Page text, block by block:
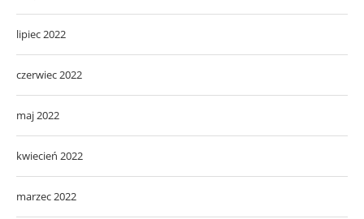
lipiec 2022
czerwiec 2022
maj 2022
kwiecień 2022
marzec 2022